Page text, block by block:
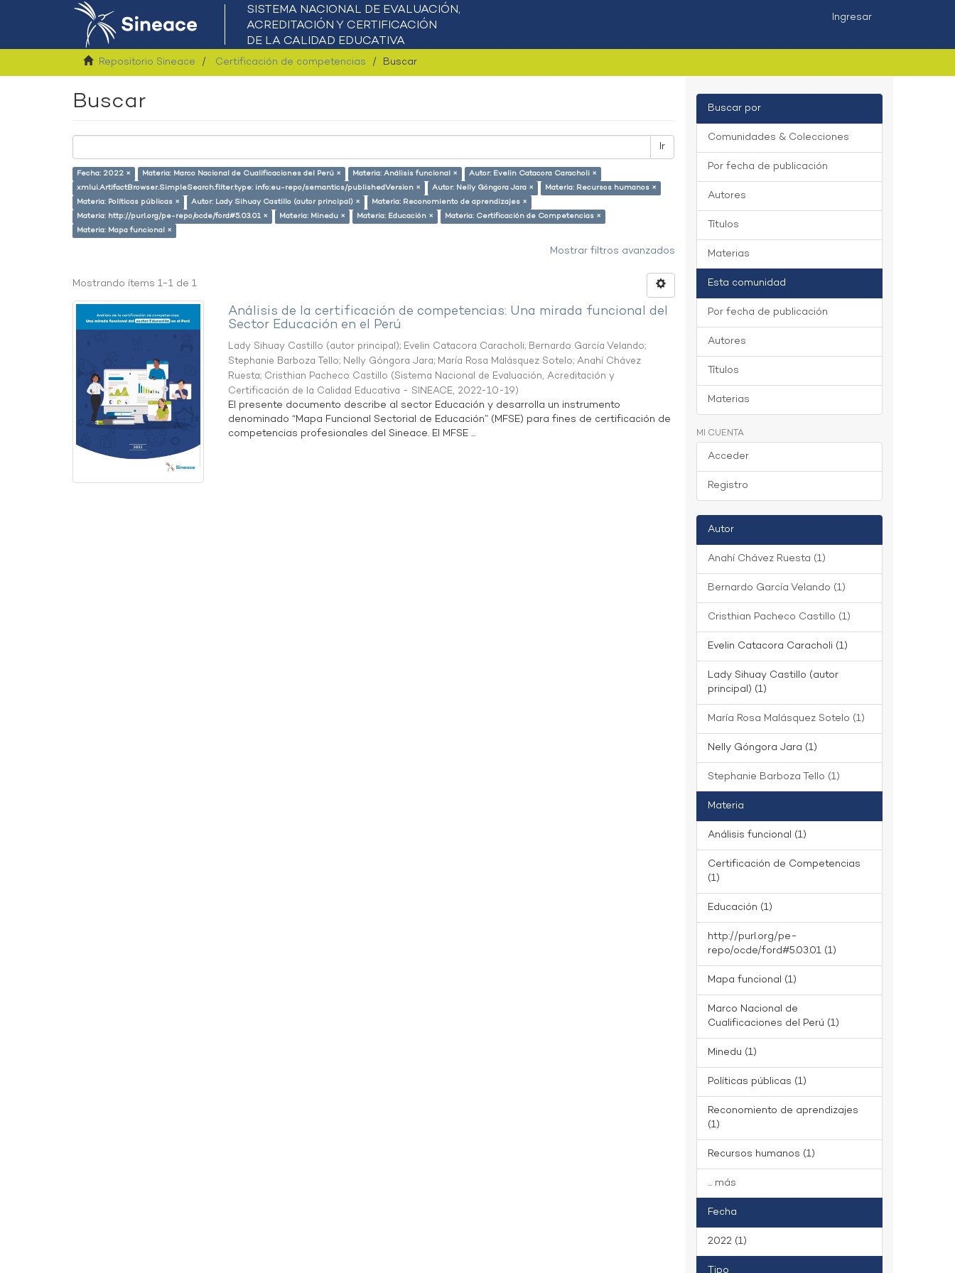
Ingresar
Repositorio Sineace Certificación de competencias Buscar
Buscar
Ir
Fecha: 2022 × Materia: Marco Nacional de Cualificaciones del Perú × Materia: Análisis funcional ×
Autor: Evelin Catacora Caracholi ×
xmlui.ArtifactBrowser.SimpleSearch.filter.type: info:eu-repo/semantics/publishedVersion ×
Autor: Nelly Góngora Jara ×
Materia: Recursos humanos ×
Materia: Políticas públicas ×
Autor: Lady Sihuay Castillo (autor principal) ×
Materia: Reconomiento de aprendizajes ×
Materia: http://purl.org/pe-repo/ocde/ford#5.03.01 ×
Materia: Minedu × Materia: Educación ×
Materia: Certificación de Competencias ×
Materia: Mapa funcional ×
Mostrar filtros avanzados
Mostrando ítems 1-1 de 1
Análisis de la certificación de competencias: Una mirada funcional del
Sector Educación en el Perú
Lady Sihuay Castillo (autor principal); Evelin Catacora Caracholi; Bernardo García Velando;
Stephanie Barboza Tello; Nelly Góngora Jara; María Rosa Malásquez Sotelo;Anahí Chávez
Ruesta; Cristhian Pacheco Castillo (Sistema Nacional de Evaluación, Acreditación y
Certificación de la Calidad Educativa - SINEACE, 2022-10-19)
El presente documento describe al sector Educación y desarrolla un instrumento
denominado “Mapa Funcional Sectorial de Educación” (MFSE) para fines de certificación de
competencias profesionales del Sineace. El MFSE ...
Buscar por
Comunidades & Colecciones
Por fecha de publicación
Autores
Títulos
Materias
Esta comunidad
Por fecha de publicación
Autores
Títulos
Materias
MI CUENTA
Acceder
Registro
Autor
Anahí Chávez Ruesta (1)
Bernardo García Velando (1)
Cristhian Pacheco Castillo (1)
Evelin Catacora Caracholi (1)
Lady Sihuay Castillo (autor
principal) (1)
María Rosa Malásquez Sotelo (1)
Nelly Góngora Jara (1)
Stephanie Barboza Tello (1)
Materia
Análisis funcional (1)
Certificación de Competencias
(1)
Educación (1)
http://purl.org/pe-
repo/ocde/ford#5.03.01 (1)
Mapa funcional (1)
Marco Nacional de
Cualificaciones del Perú (1)
Minedu (1)
Políticas públicas (1)
Reconomiento de aprendizajes
(1)
Recursos humanos (1)
... más
Fecha
2022 (1)